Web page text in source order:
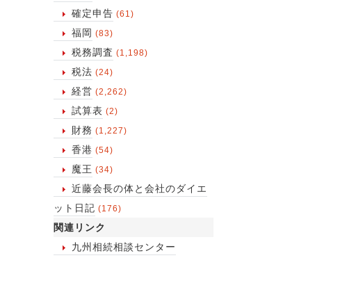
確定申告 (61)
福岡 (83)
税務調査 (1,198)
税法 (24)
経営 (2,262)
試算表 (2)
財務 (1,227)
香港 (54)
魔王 (34)
近藤会長の体と会社のダイエ
ット日記 (176)
関連リンク
九州相続相談センター